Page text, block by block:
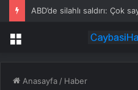
ABD’de silahlı saldırı: Çok
Menü
Anasayfa / Haber